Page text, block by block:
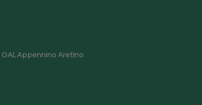
Appennino Aretino